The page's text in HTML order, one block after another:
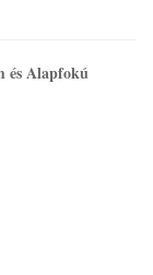
és Alapfokú